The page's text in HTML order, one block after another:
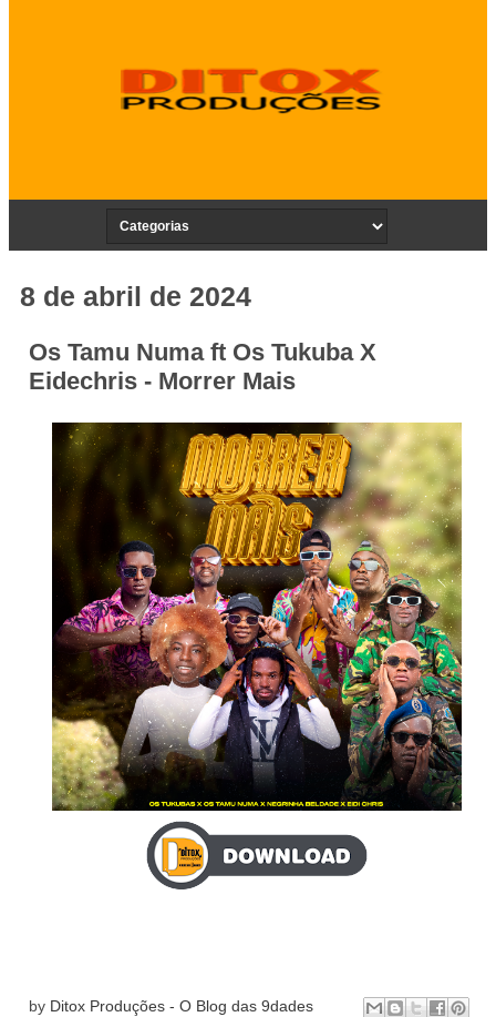
8 de abril de 2024
Os Tamu Numa ft Os Tukuba X
Eidechris - Morrer Mais
by Ditox Produções - O Blog das 9dades